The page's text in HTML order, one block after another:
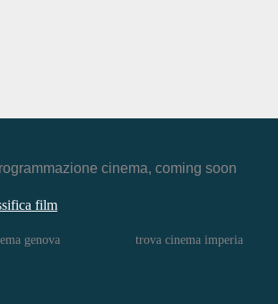
cinema, coming soon
film
genova trova cinema imperia